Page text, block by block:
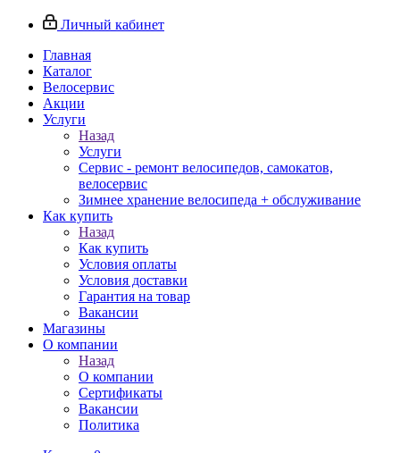
Личный кабинет
Главная
Каталог
Велосервис
Акции
Услуги
Назад
Услуги
Сервис - ремонт велосипедов, самокатов,
велосервис
Зимнее хранение велосипеда + обслуживание
Как купить
Назад
Как купить
Условия оплаты
Условия доставки
Гарантия на товар
Вакансии
Магазины
О компании
Назад
О компании
Сертификаты
Вакансии
Политика